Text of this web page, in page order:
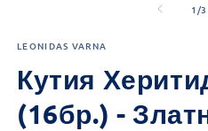
модален
1 /от
3
LEONIDAS VARNA
Кутия
(16бр.) -